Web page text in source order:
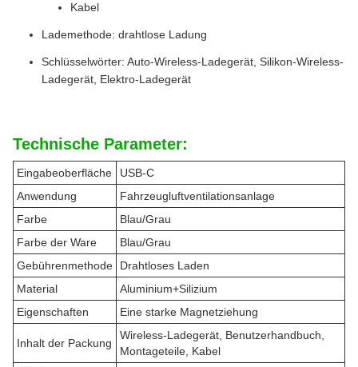
Kabel
Lademethode: drahtlose Ladung
Schlüsselwörter: Auto-Wireless-Ladegerät, Silikon-Wireless-
Ladegerät, Elektro-Ladegerät
Technische Parameter:
Eingabeoberfläche
USB-C
Anwendung
Fahrzeugluftventilationsanlage
Farbe
Blau/Grau
Farbe der Ware
Blau/Grau
Gebührenmethode
Drahtloses Laden
Material
Aluminium+Silizium
Eigenschaften
Eine starke Magnetziehung
Inhalt der Packung
Wireless-Ladegerät, Benutzerhandbuch,
Montageteile, Kabel